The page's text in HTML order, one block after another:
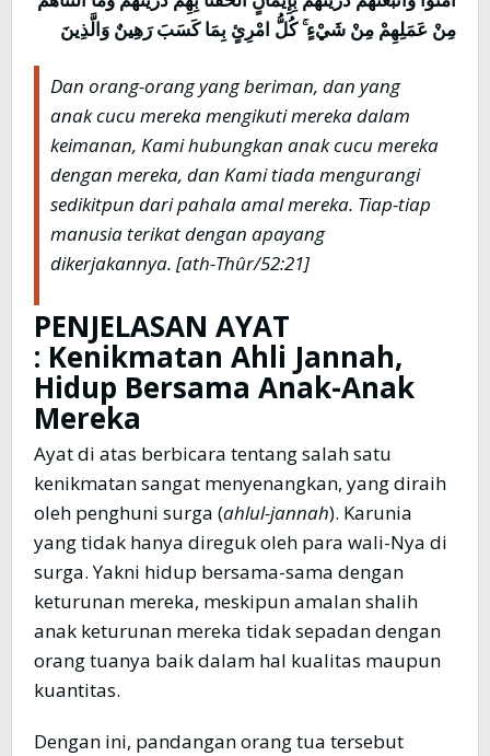
مِنْ عَمَلِهِمْ مِنْ شَيْءٍۚكُلُّ امْرِئٍ بِمَا كَسَبَ رَهِينٌ وَالَّذِينَ
Dan orang-orang yang beriman, dan yang
anak cucu mereka mengikuti mereka dalam
keimanan, Kami hubungkan anak cucu mereka
dengan mereka, dan Kami tiada mengurangi
sedikitpun dari pahala amal mereka. Tiap-tiap
manusia terikat dengan apayang
dikerjakannya. [ath-Thûr/52:21]
PENJELASAN AYAT
: Kenikmatan Ahli Jannah,
Hidup Bersama Anak-Anak
Mereka
Ayat di atas berbicara tentang salah satu
kenikmatan sangat menyenangkan, yang diraih
oleh penghuni surga (ahlul-jannah). Karunia
yang tidak hanya direguk oleh para wali-Nya di
surga. Yakni hidup bersama-sama dengan
keturunan mereka, meskipun amalan shalih
anak keturunan mereka tidak sepadan dengan
orang tuanya baik dalam hal kualitas maupun
kuantitas.
Dengan ini, pandangan orang tua tersebut